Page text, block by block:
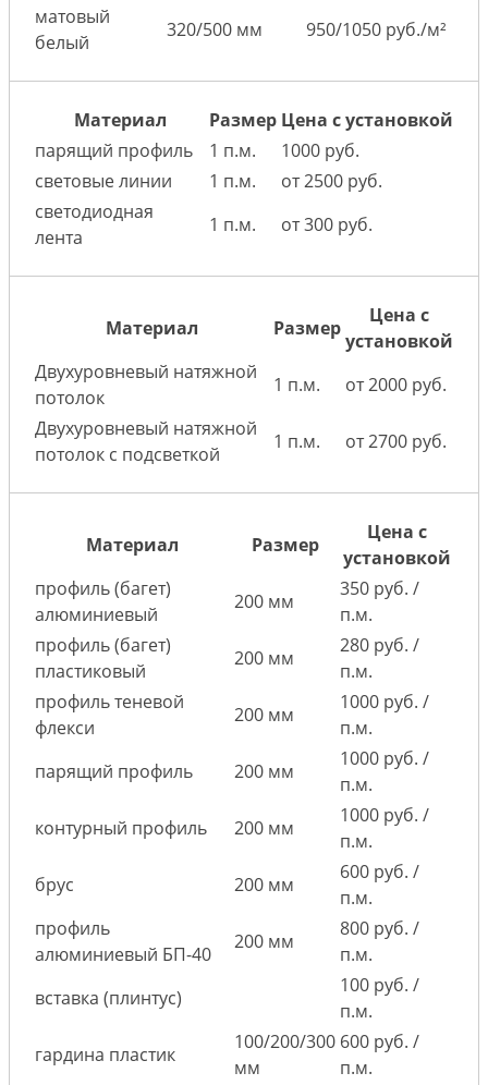
матовый
белый
320/500 мм 950/1050 руб./м²
Материал Размер Цена с установкой
парящий профиль
1 п.м.
1000 руб.
световые линии
1 п.м.
от 2500 руб.
светодиодная
лента
1 п.м. от 300 руб.
Материал Размер
Цена с
установкой
Двухуровневый натяжной
потолок
1 п.м.
от 2000 руб.
Двухуровневый натяжной
потолок с подсветкой
1 п.м. от 2700 руб.
Материал Размер
Цена с
установкой
профиль (багет)
алюминиевый
200 мм
350 руб. /
п.м.
профиль (багет)
пластиковый
200 мм
280 руб. /
п.м.
профиль теневой
флекси
200 мм
1000 руб. /
п.м.
парящий профиль
200 мм
1000 руб. /
п.м.
контурный профиль
200 мм
1000 руб. /
п.м.
брус
200 мм
600 руб. /
п.м.
профиль
алюминиевый БП-40
200 мм
800 руб. /
п.м.
вставка (плинтус)
100 руб. /
п.м.
гардина пластик
100/200/300
мм
600 руб. /
п.м.